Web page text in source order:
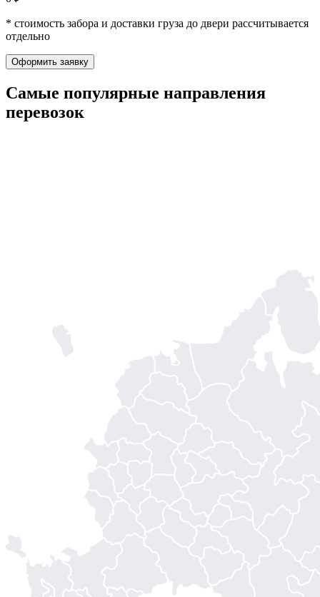
* стоимость забора и доставки груза до двери рассчитывается
отдельно
Оформить заявку
Самые популярные направления
перевозок